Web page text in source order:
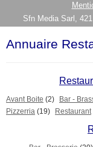
Sfn Media Sarl,
Annuaire
Avant Boite (2) Bar -
Pizzerria (19) Restaurant